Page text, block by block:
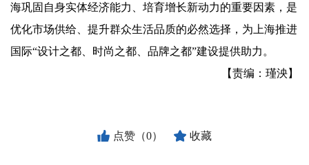
海巩固自身实体经济能力、培育增长新动力的重要因素，是
优化市场供给、提升群众生活品质的必然选择，为上海推进
国际“设计之都、时尚之都、品牌之都”建设提供助力。
【责编：瑾泱】
点赞（0） 收藏